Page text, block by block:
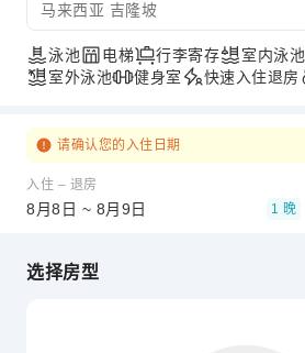
马来西亚 吉隆坡
泳池 电梯 行李寄存 室内泳池
室外泳池
健身室 快速入住退房
请确认您的入住日期
入住 – 退房
8月8日 ~ 8月9日 1 晚
选择房型